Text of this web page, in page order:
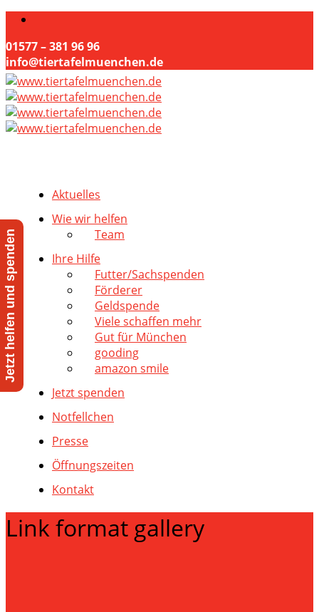
01577 – 381 96 96
info@tiertafelmuenchen.de
Aktuelles
Wie wir helfen
Team
Ihre Hilfe
Futter/Sachspenden
Förderer
Geldspende
Viele schaffen mehr
Gut für München
gooding
amazon smile
Jetzt spenden
Notfellchen
Presse
Öffnungszeiten
Kontakt
Link format gallery
Jetzt helfen und spenden